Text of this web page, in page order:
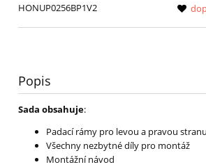
HONUP0256BP1V2
Popis
Sada obsahuje:
Padací rámy pro levou a pravou
Všechny nezbytné díly pro montáž
Montážní návod